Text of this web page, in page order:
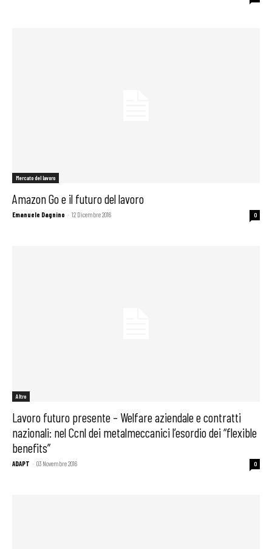
Mercato del lavoro
Amazon Go e il futuro del lavoro
Emanuele Dagnino - 12 Dicembre 2016 0
Altro
Lavoro futuro presente – Welfare aziendale e contratti
nazionali: nel Ccnl dei metalmeccanici l’esordio dei “flexible
benefits”
ADAPT - 03 Novembre 2016 0